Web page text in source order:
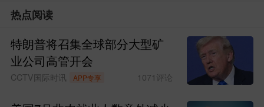
热点阅读
特朗普将召集全球部分大型矿
业公司高管开会
CCTV国际时讯 APP专享 1071评论